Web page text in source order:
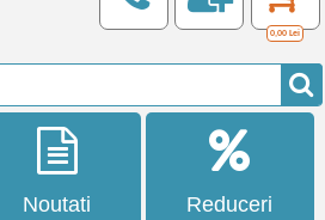
0,00 Lei
Noutati Reduceri